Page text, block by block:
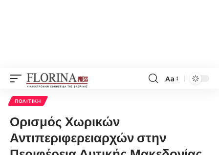
Font
Aa
ΠΟΛΙΤΙΚΉ
Ορισμός Χωρικών
Αντιπεριφερειαρχών στην